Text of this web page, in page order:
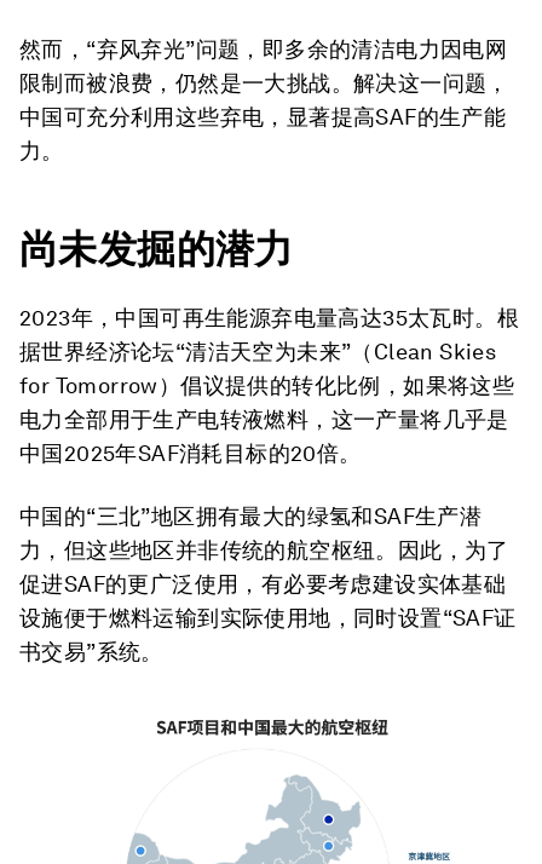
然而，“弃风弃光”问题，即多余的清洁电力因电网
限制而被浪费，仍然是一大挑战。解决这一问题，
中国可充分利用这些弃电，显著提高SAF的生产能
力。
尚未发掘的潜力
2023年，中国可再生能源弃电量高达35太瓦时。根
据世界经济论坛“清洁天空为未来”（Clean Skies
for Tomorrow）倡议提供的转化比例，如果将这些
电力全部用于生产电转液燃料，这一产量将几乎是
中国2025年SAF消耗目标的20倍。
中国的“三北”地区拥有最大的绿氢和SAF生产潜
力，但这些地区并非传统的航空枢纽。因此，为了
促进SAF的更广泛使用，有必要考虑建设实体基础
设施便于燃料运输到实际使用地，同时设置“SAF证
书交易”系统。